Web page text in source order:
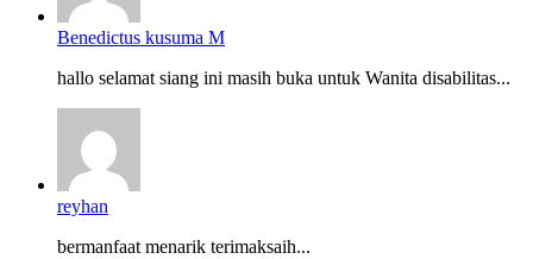
Benedictus kusuma M
hallo selamat siang ini masih buka untuk Wanita disabilitas...
reyhan
bermanfaat menarik terimaksaih...